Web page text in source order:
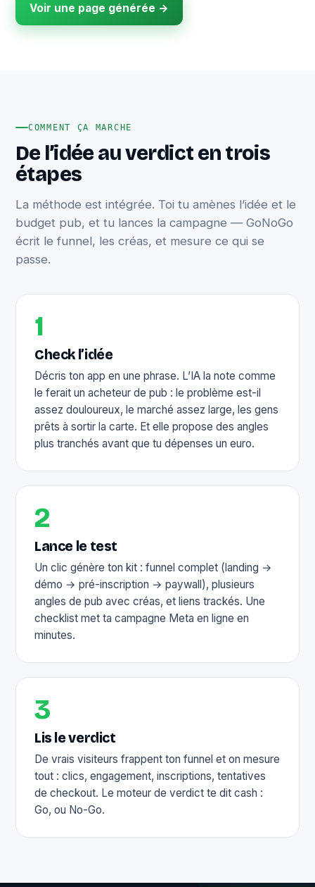
Voir une page générée →
COMMENT ÇA MARCHE
De l’idée au verdict en trois
étapes
La méthode est intégrée. Toi tu amènes l’idée et le
budget pub, et tu lances la campagne — GoNoGo
écrit le funnel, les créas, et mesure ce qui se
passe.
1
Check l’idée
Décris ton app en une phrase. L’IA la note comme
le ferait un acheteur de pub : le problème est-il
assez douloureux, le marché assez large, les gens
prêts à sortir la carte. Et elle propose des angles
plus tranchés avant que tu dépenses un euro.
2
Lance le test
Un clic génère ton kit : funnel complet (landing →
démo → pré-inscription → paywall), plusieurs
angles de pub avec créas, et liens trackés. Une
checklist met ta campagne Meta en ligne en
minutes.
3
Lis le verdict
De vrais visiteurs frappent ton funnel et on mesure
tout : clics, engagement, inscriptions, tentatives
de checkout. Le moteur de verdict te dit cash :
Go, ou No-Go.